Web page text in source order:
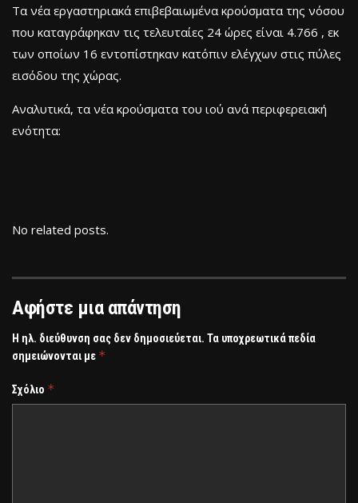
Τα νέα εργαστηριακά επιβεβαιωμένα κρούσματα της νόσου
που καταγράφηκαν τις τελευταίες 24 ώρες είναι 4.766 , εκ
των οποίων 16 εντοπίστηκαν κατόπιν ελέγχων στις πύλες
εισόδου της χώρας.
Αναλυτικά, τα νέα κρούσματα του ιού ανά περιφερειακή
ενότητα:
No related posts.
Αφήστε μια απάντηση
Η ηλ. διεύθυνση σας δεν δημοσιεύεται. Τα υποχρεωτικά πεδία
σημειώνονται με *
Σχόλιο *